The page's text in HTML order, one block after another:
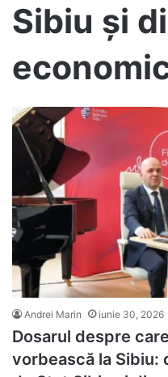
Sibiu și
Andrei Marin iunie 30, 2026
Dosarul despre
vorbească la Sibiu: